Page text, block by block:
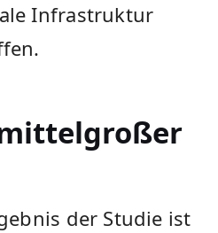
Infrastruktur
der Studie ist